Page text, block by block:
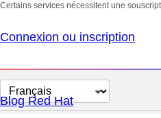
Certains services nécessitent une
Connexion ou inscription
Changer
la
Blog Red Hat